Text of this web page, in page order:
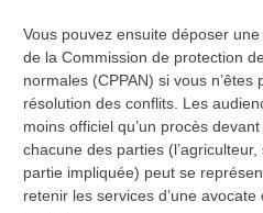
Vous pouvez ensuite déposer
de la Commission de protection
normales (CPPAN) si vous
résolution des conflits. Les
moins officiel qu’un procès
chacune des parties
partie impliquée) peut se
retenir les services d’une avocate